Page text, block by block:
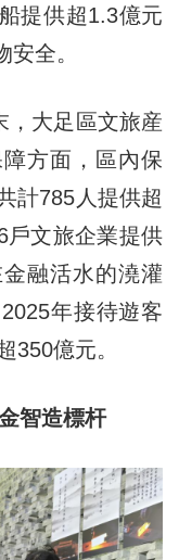
提供超1.3億元
全。
大足區文旅産
方面，區內保
計785人提供超
戶文旅企業提供
融活水的澆灌
年接待遊客
350億元。
智造標杆